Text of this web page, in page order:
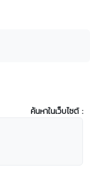
ค้นหาในเว็บไซต์ :